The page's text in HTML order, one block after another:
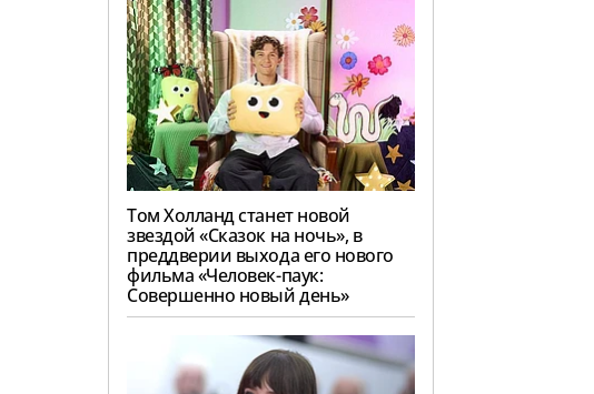
Том Холланд станет новой
звездой «Сказок на ночь», в
преддверии выхода его нового
фильма «Человек-паук:
Совершенно новый день»